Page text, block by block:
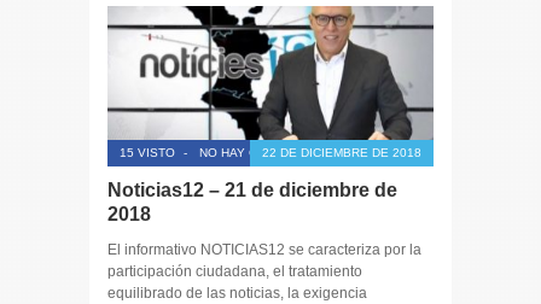
15 VISTO - NO HAY COMENTARIOS
22 DE DICIEMBRE DE 2018
Noticias12 – 21 de diciembre de
2018
El informativo NOTICIAS12 se caracteriza por la
participación ciudadana, el tratamiento
equilibrado de las noticias, la exigencia